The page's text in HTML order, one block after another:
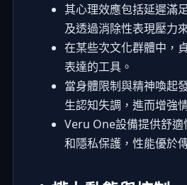
其心理效應包括延遲滿
及透過消除性表現壓力
在某些次文化群體中，
表達的工具。
當身體限制與精神喚起
生認知失調，進而增強
Veru One設備提供舒
和隱私保護，性能優於